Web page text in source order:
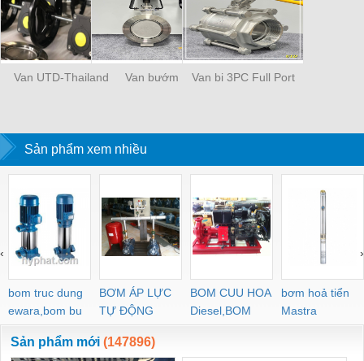
Van UTD-Thailand Van bướm Van bi 3PC Full Port
Sản phẩm xem nhiều
bom truc dung
ewara,bom bu
ewara
BƠM ÁP LỰC
TỰ ĐỘNG
BOM CUU HOA
Diesel,BOM
CHUA CHAY
bơm hoả tiển
Mastra
‹ ›
Sản phẩm mới (147896)